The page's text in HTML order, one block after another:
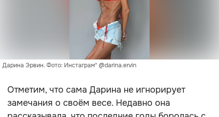
Дарина Эрвин. Фото: Инстаграм* @darina.ervin
Отметим, что сама Дарина не игнорирует
замечания о своём весе. Недавно она